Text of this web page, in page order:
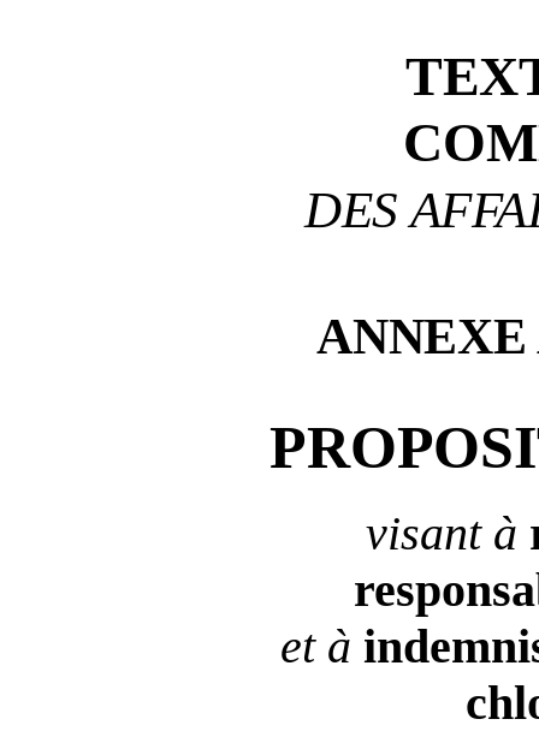
DES
ANNEXE
visant à
et à